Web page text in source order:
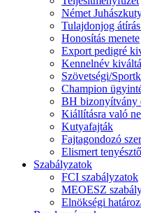
Német
Tulajdonjog
Honosítás menete
Export pedigré
Kennelnév
Szövetségi/
Champion
BH bizonyítvány
Kiállításra való
Kutyafajták
Fajtagondozó
Elismert
Szabályzatok
FCI szabályzatok
MEOESZ
Elnökségi